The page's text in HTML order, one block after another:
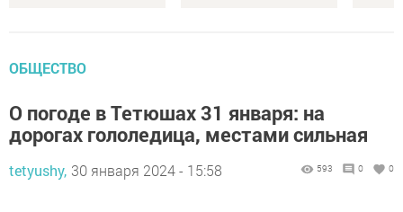
ОБЩЕСТВО
О погоде в Тетюшах 31 января: на
дорогах гололедица, местами сильная
tetyushy, 30 января 2024 - 15:58 593 0 0